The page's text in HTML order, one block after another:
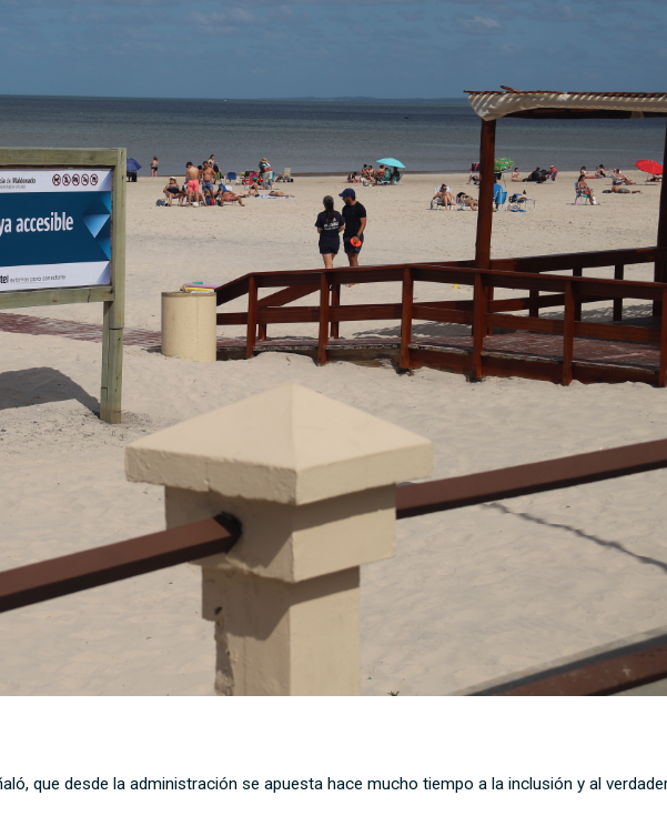
que desde la administración se apuesta hace mucho tiempo a la inclusión y al